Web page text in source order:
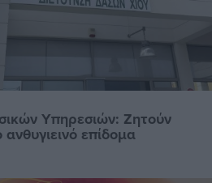
Υπηρεσιών: Ζητούν
επίδομα